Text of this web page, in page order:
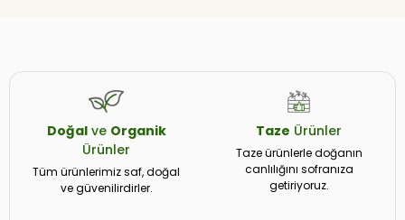
Doğalve Organik
Ürünler
Tüm ürünlerimiz saf, doğal
ve güvenilirdirler.
Taze Ürünler
Taze ürünlerle doğanın
canlılığını sofranıza
getiriyoruz.